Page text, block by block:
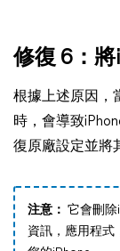
修復 6：
根據上述原因，
時，會導致
復原廠設定並將
注意： 它會刪
資訊，應用程式